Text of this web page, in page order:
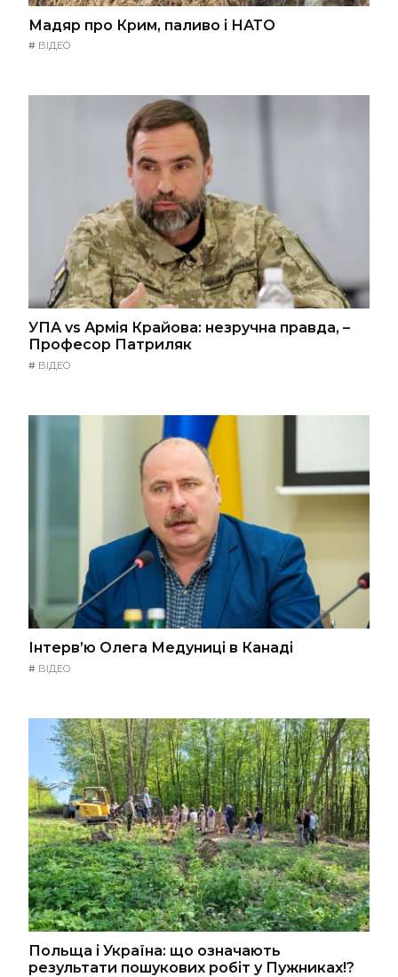
Мадяр про Крим, паливо і НАТО
# ВІДЕО
УПА vs Армія Крайова: незручна правда, –
Професор Патриляк
# ВІДЕО
Інтерв’ю Олега Медуниці в Канаді
# ВІДЕО
Польща і Україна: що означають
результати пошукових робіт у Пужниках!?